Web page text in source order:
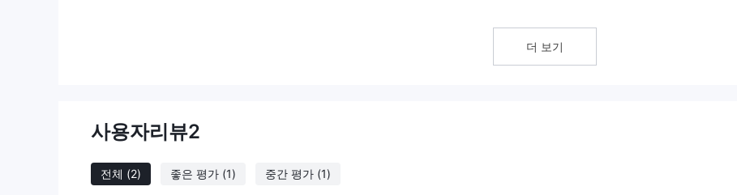
이 규제 상태는 금융 산업에서의 엄격한 기준과 감독으로 알려진 FCA로 인해 플랫폼 상의 거래자들에게 신뢰감을 심어줍니다.
이 규제 상태의 영향은 상당히 크며, 이는 플랫폼에서 금융 활동에 참여하는 거래자들에게 더 견고하고 책임감 있는 거래 환경을 제
장단점
더 보기
사용자리뷰2
전체 (2) 좋은 평가 (1) 중간 평가 (1)